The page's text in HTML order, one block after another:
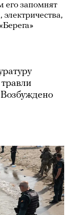
его запомнят